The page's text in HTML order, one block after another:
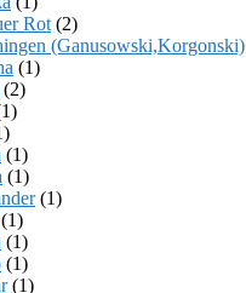
Rot (2)
(Ganusowski,Korgonski)
(1)
(2)
(1)
(1)
(1)
(1)
(1)
(1)
(1)